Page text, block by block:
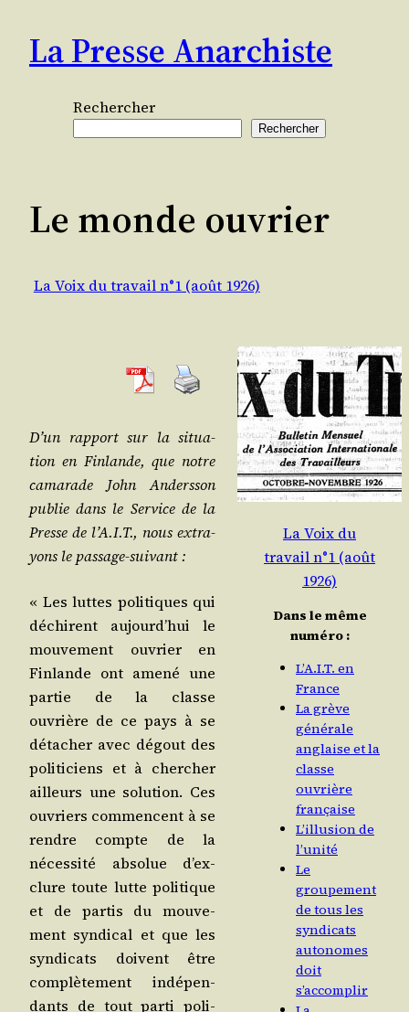
contenu
La Presse Anarchiste
Rechercher
Rechercher
Le monde ouvrier
La Voix du travail n°1 (août 1926)
D’un rap­port sur la situa­
tion en Fin­lande, que notre
cama­rade John Anders­son
publie dans le Ser­vice de la
Presse de l’A.I.T., nous extra­
yons le passage-suivant :
« Les luttes poli­tiques qui
déchirent aujourd’­hui le
mou­ve­ment ouvrier en
Fin­lande ont ame­né une
par­tie de la classe
ouvrière de ce pays à se
déta­cher avec dégout des
poli­ti­ciens et à cher­cher
ailleurs une solu­tion. Ces
ouvriers com­mencent à se
rendre compte de la
néces­si­té abso­lue d’ex­
clure toute lutte poli­tique
et de par­tis du mou­ve­
ment syn­di­cal et que les
syn­di­cats doivent être
com­plè­te­ment indé­pen­
dants de tout par­ti poli­
La Voix du
travail n°1 (août
1926)
Dans le même
numéro :
L’A.I.T. en
France
La grève
générale
anglaise et la
classe
ouvrière
française
L’illusion de
l’unité
Le
groupement
de tous les
syndicats
autonomes
doit
s’accomplir